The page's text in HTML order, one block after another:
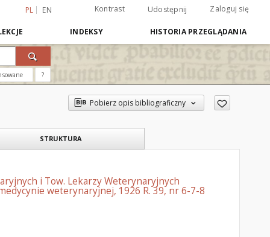
PL EN Kontrast Udostępnij Zaloguj się
INDEKSY HISTORIA PRZEGLĄDANIA
?
Pobierz opis bibliograficzny
STRUKTURA
i Tow. Lekarzy Weterynaryjnych
weterynaryjnej, 1926 R. 39, nr 6-7-8